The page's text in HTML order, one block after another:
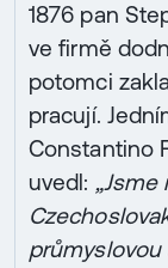
1876 pan
ve firmě
potomci
pracují.
Constantino
uvedl:
průmyslovou